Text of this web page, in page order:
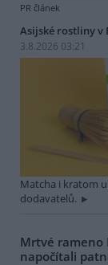
PR článek
Asijské rostliny v
3.8.2026 03:21
Matcha i kratom
dodavatelů.
Mrtvé rameno
napočítali